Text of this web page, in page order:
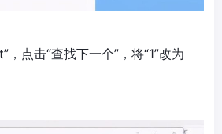
点击“查找下一个”，将“1”改为